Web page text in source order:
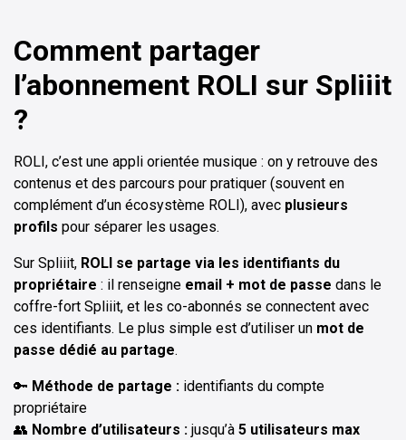
Comment partager
l’abonnement ROLI sur Spliiit
?
ROLI, c’est une appli orientée musique : on y retrouve des
contenus et des parcours pour pratiquer (souvent en
complément d’un écosystème ROLI), avec plusieurs
profils pour séparer les usages.
Sur Spliiit, ROLI se partage via les identifiants du
propriétaire : il renseigne email + mot de passe dans le
coffre-fort Spliiit, et les co-abonnés se connectent avec
ces identifiants. Le plus simple est d’utiliser un mot de
passe dédié au partage.
🔑 Méthode de partage : identifiants du compte
propriétaire
👥 Nombre d’utilisateurs : jusqu’à 5 utilisateurs max